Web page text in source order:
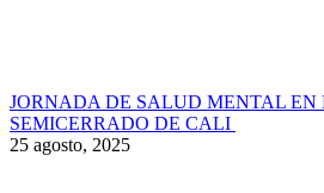
JORNADA DE SALUD MENTAL EN
SEMICERRADO DE CALI
25 agosto, 2025